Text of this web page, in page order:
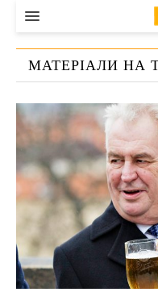
ВЛАДА
ЕКОНОМІКА
БІЗНЕС
СТАРТЕР
КОНТАКТИ
МАТЕРІАЛИ НА